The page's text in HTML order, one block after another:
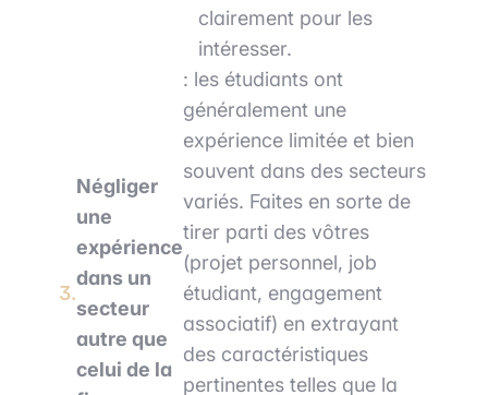
clairement pour les
intéresser.
Négliger
une
expérience
dans un
secteur
autre que
celui de la
: les étudiants ont
généralement une
expérience limitée et bien
souvent dans des secteurs
variés. Faites en sorte de
tirer parti des vôtres
(projet personnel, job
étudiant, engagement
associatif) en extrayant
des caractéristiques
pertinentes telles que la